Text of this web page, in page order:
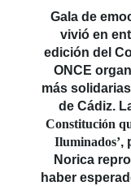
Gala de
vivió en
edición del
ONCE
más
de Cádiz.
Constitución
Iluminados’,
Norica
haber